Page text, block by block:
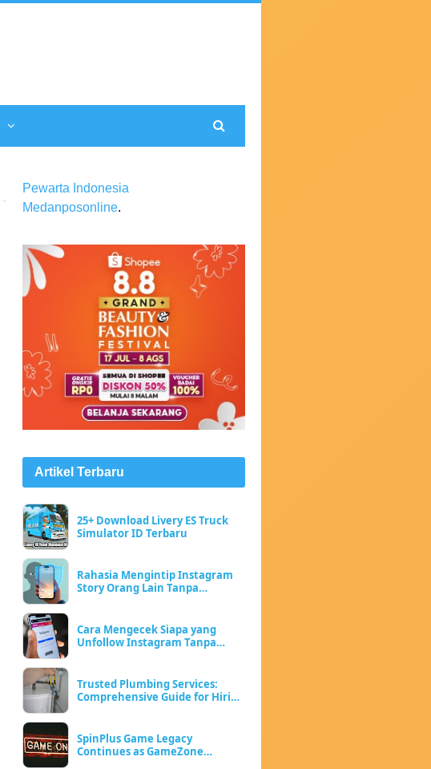
Pewarta Indonesia
Medanposonline.
Artikel Terbaru
25+ Download Livery ES Truck
Simulator ID Terbaru
Rahasia Mengintip Instagram
Story Orang Lain Tanpa
Cara Mengecek Siapa yang
Unfollow Instagram Tanpa
Trusted Plumbing Services:
Comprehensive Guide for Hiring
SpinPlus Game Legacy
Continues as GameZone